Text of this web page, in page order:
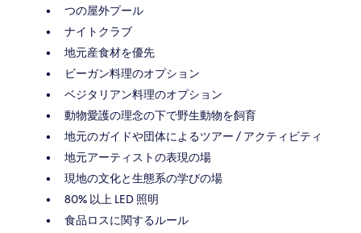
つの屋外プール
ナイトクラブ
地元産食材を優先
ビーガン料理のオプション
ベジタリアン料理のオプション
動物愛護の理念の下で野生動物を飼育
地元のガイドや団体によるツアー / アクティビティ
地元アーティストの表現の場
現地の文化と生態系の学びの場
80% 以上 LED 照明
食品ロスに関するルール